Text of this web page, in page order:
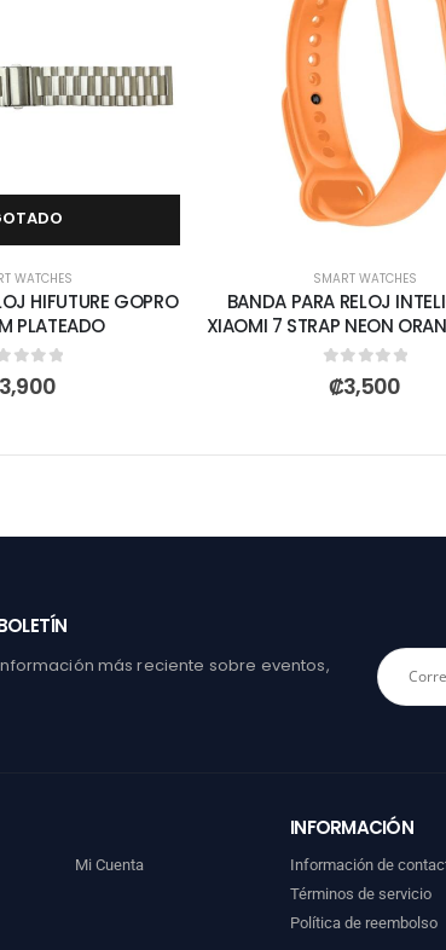
WATCHES
HIFUTURE GOPRO
PLATEADO
of 5
3,900
SMART WATCHES
BANDA PARA RELOJ
XIAOMI 7 STRAP NEON
0out of 5
₡3,500
más reciente sobre eventos,
Mi Cuenta
INFORMACIÓN
Información de
Términos de servicio
Política de reembolso